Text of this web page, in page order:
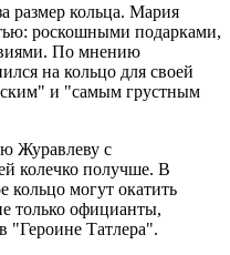
размер кольца. Мария
роскошными подарками,
По мнению
на кольцо для своей
и "самым грустным
Журавлеву с
колечко получше. В
кольцо могут окатить
только официанты,
"Героине Татлера".